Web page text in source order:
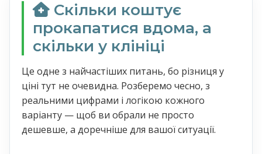
Скільки коштує
прокапатися вдома, а
скільки у клініці
Це одне з найчастіших питань, бо різниця у
ціні тут не очевидна. Розберемо чесно, з
реальними цифрами і логікою кожного
варіанту — щоб ви обрали не просто
дешевше, а доречніше для вашої ситуації.